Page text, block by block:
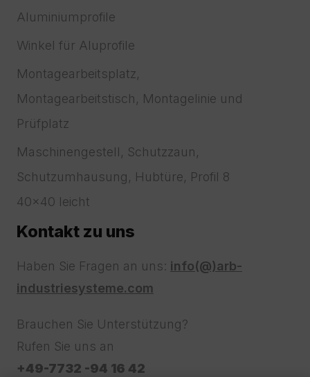
Aluminiumprofile
Winkel für Aluprofile
Montagearbeitsplatz,
Montagearbeitstisch, Montagelinie und
Prüfplatz
Maschinengestell, Schutzzaun,
Schutzumhausung, Hubtüre, Profil 8
40x40 leicht
Kontakt zu uns
Haben Sie Fragen an uns: info(@)arb-
industriesysteme.com
Brauchen Sie Unterstützung?
Rufen Sie uns an
+49-7732 -94 16 42